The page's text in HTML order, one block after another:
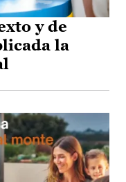
y de
la